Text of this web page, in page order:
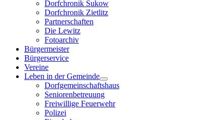
Dorfchronik Sukow
Dorfchronik Zietlitz
Partnerschaften
Die Lewitz
Fotoarchiv
Bürgermeister
Bürgerservice
Vereine
Leben in der Gemeinde
Dorfgemeinschaftshaus
Seniorenbetreuung
Freiwillige Feuerwehr
Polizei